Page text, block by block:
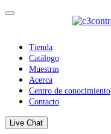
Tienda
Catálogo
Muestras
Acerca
Centro de conocimiento
Contacto
Live Chat